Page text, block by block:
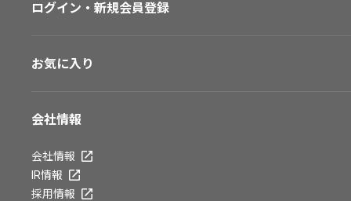
ログイン・新規会員登録
お気に入り
会社情報
会社情報
IR情報
採用情報